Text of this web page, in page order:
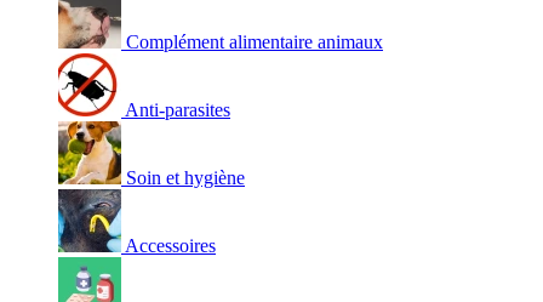
Complément alimentaire animaux
Anti-parasites
Soin et hygiène
Accessoires